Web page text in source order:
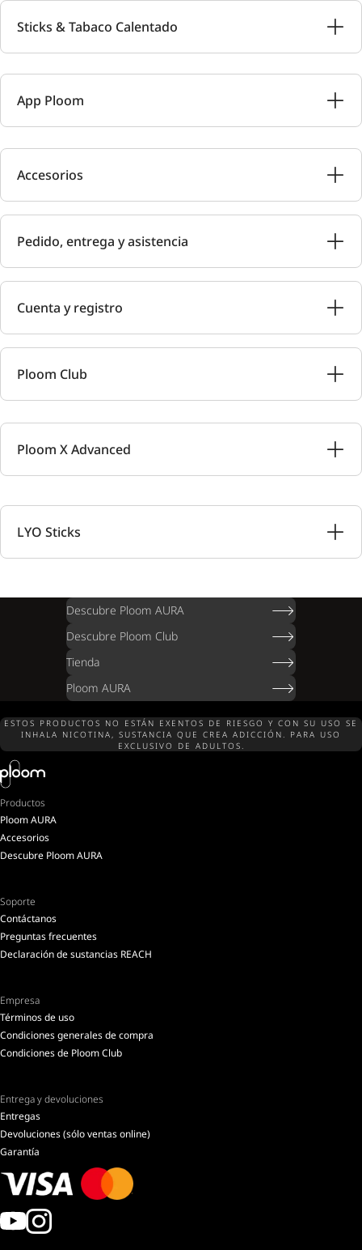
Sticks & Tabaco Calentado
App Ploom
Accesorios
Pedido, entrega y asistencia
Cuenta y registro
Ploom Club
Ploom X Advanced
LYO Sticks
Descubre Ploom AURA
Descubre Ploom Club
Tienda
Ploom AURA
ESTOS PRODUCTOS NO ESTÁN EXENTOS DE RIESGO Y CON SU USO SE
INHALA NICOTINA, SUSTANCIA QUE CREA ADICCIÓN. PARA USO
EXCLUSIVO DE ADULTOS.
Productos
Ploom AURA
Accesorios
Descubre Ploom AURA
Soporte
Contáctanos
Preguntas frecuentes
Declaración de sustancias REACH
Empresa
Términos de uso
Condiciones generales de compra
Condiciones de Ploom Club
Entrega y devoluciones
Entregas
Devoluciones (sólo ventas online)
Garantía